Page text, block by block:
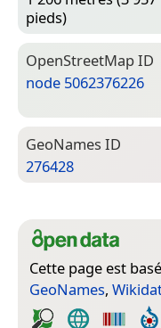
pieds)
Open­Street­Map ID
node 5062376226
Geo­Names ID
276428
Cette page est
GeoNames,